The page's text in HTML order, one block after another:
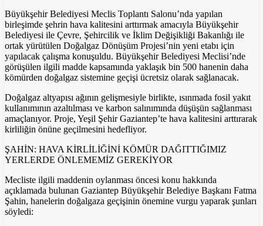
Büyükşehir Belediyesi Meclis Toplantı Salonu’nda yapılan
birleşimde şehrin hava kalitesini arttırmak amacıyla Büyükşehir
Belediyesi ile Çevre, Şehircilik ve İklim Değişikliği Bakanlığı ile
ortak yürütülen Doğalgaz Dönüşüm Projesi’nin yeni etabı için
yapılacak çalışma konuşuldu. Büyükşehir Belediyesi Meclisi’nde
görüşülen ilgili madde kapsamında yaklaşık bin 500 hanenin daha
kömürden doğalgaz sistemine geçişi ücretsiz olarak sağlanacak.
Doğalgaz altyapısı ağının gelişmesiyle birlikte, ısınmada fosil yakıt
kullanımının azaltılması ve karbon salınımında düşüşün sağlanması
amaçlanıyor. Proje, Yeşil Şehir Gaziantep’te hava kalitesini arttırarak
kirliliğin önüne geçilmesini hedefliyor.
ŞAHİN: HAVA KİRLİLİĞİNİ KÖMÜR DAĞITTIĞIMIZ
YERLERDE ÖNLEMEMİZ GEREKİYOR
Mecliste ilgili maddenin oylanması öncesi konu hakkında
açıklamada bulunan Gaziantep Büyükşehir Belediye Başkanı Fatma
Şahin, hanelerin doğalgaza geçişinin önemine vurgu yaparak şunları
söyledi: